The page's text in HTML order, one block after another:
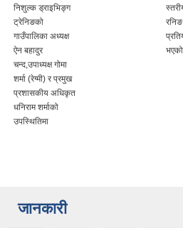
निशुल्क ड्राइभिङ्ग
ट्रेनिङको
गाउँपालिका अध्यक्ष
ऐन बहादुर
चन्द,उपाध्यक्ष गोमा
शर्मा (रेग्मी) र प्रमुख
प्रशासकीय अधिकृत
धनिराम शर्माको
उपस्थितिमा
जानकारी